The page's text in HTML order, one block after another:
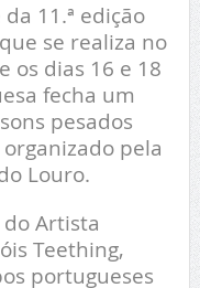
11.ª edição
se realiza no
os dias 16 e 18
fecha um
pesados
pela
Louro.
do Artista
Teething,
portugueses